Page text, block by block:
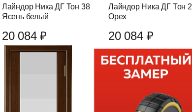
Лайндор Ника ДГ Тон 38
Ясень белый
20 084 ₽
Лайндор Ника ДГ Тон 2
Орех
20 084 ₽